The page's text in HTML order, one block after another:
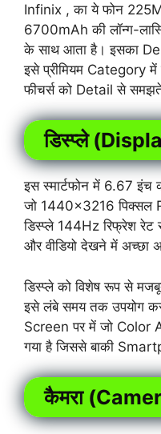
Infinix , का ये फोन
6700mAh की लॉन्ग-
के साथ आता है। इसका
इसे प्रीमियम
फीचर्स को Detail से
डिस्प्ले
इस स्मार्टफोन में 6.67 इंच
जो 1440×3216 पिक्सल
डिस्प्ले 144Hz रिफ्रेश रेट
और वीडियो देखने में अच्छा
डिस्प्ले को विशेष रूप से
इसे लंबे समय तक उपयोग
Screen पर में जो Color
गया है जिससे बाकी
कैमरा